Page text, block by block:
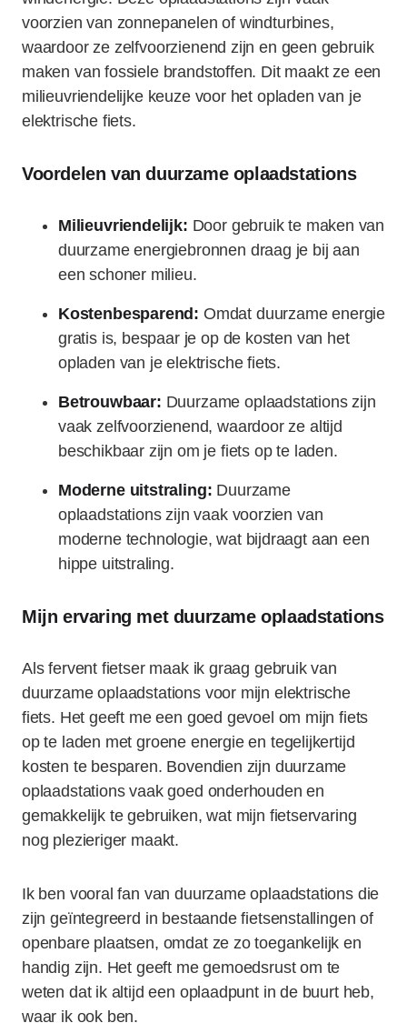
voorzien van zonnepanelen of windturbines,
waardoor ze zelfvoorzienend zijn en geen gebruik
maken van fossiele brandstoffen. Dit maakt ze een
milieuvriendelijke keuze voor het opladen van je
elektrische fiets.
Voordelen van duurzame oplaadstations
Milieuvriendelijk: Door gebruik te maken van
duurzame energiebronnen draag je bij aan
een schoner milieu.
Kostenbesparend: Omdat duurzame energie
gratis is, bespaar je op de kosten van het
opladen van je elektrische fiets.
Betrouwbaar: Duurzame oplaadstations zijn
vaak zelfvoorzienend, waardoor ze altijd
beschikbaar zijn om je fiets op te laden.
Moderne uitstraling: Duurzame
oplaadstations zijn vaak voorzien van
moderne technologie, wat bijdraagt aan een
hippe uitstraling.
Mijn ervaring met duurzame oplaadstations
Als fervent fietser maak ik graag gebruik van
duurzame oplaadstations voor mijn elektrische
fiets. Het geeft me een goed gevoel om mijn fiets
op te laden met groene energie en tegelijkertijd
kosten te besparen. Bovendien zijn duurzame
oplaadstations vaak goed onderhouden en
gemakkelijk te gebruiken, wat mijn fietservaring
nog plezieriger maakt.
Ik ben vooral fan van duurzame oplaadstations die
zijn geïntegreerd in bestaande fietsenstallingen of
openbare plaatsen, omdat ze zo toegankelijk en
handig zijn. Het geeft me gemoedsrust om te
weten dat ik altijd een oplaadpunt in de buurt heb,
waar ik ook ben.